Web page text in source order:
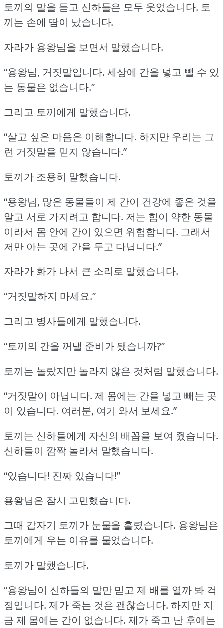
토끼의 말을 듣고 신하들은 모두 웃었습니다. 토
끼는 손에 땀이 났습니다.
자라가 용왕님을 보면서 말했습니다.
“용왕님, 거짓말입니다. 세상에 간을 넣고 뺄 수 있
는 동물은 없습니다.”
그리고 토끼에게 말했습니다.
“살고 싶은 마음은 이해합니다. 하지만 우리는 그
런 거짓말을 믿지 않습니다.”
토끼가 조용히 말했습니다.
“용왕님, 많은 동물들이 제 간이 건강에 좋은 것을
알고 서로 가지려고 합니다. 저는 힘이 약한 동물
이라서 몸 안에 간이 있으면 위험합니다. 그래서
저만 아는 곳에 간을 두고 다닙니다.”
자라가 화가 나서 큰 소리로 말했습니다.
“거짓말하지 마세요.”
그리고 병사들에게 말했습니다.
“토끼의 간을 꺼낼 준비가 됐습니까?”
토끼는 놀랐지만 놀라지 않은 것처럼 말했습니다.
“거짓말이 아닙니다. 제 몸에는 간을 넣고 빼는 곳
이 있습니다. 여러분, 여기 와서 보세요.”
토끼는 신하들에게 자신의 배꼽을 보여 줬습니다.
신하들이 깜짝 놀라서 말했습니다.
“있습니다! 진짜 있습니다!”
용왕님은 잠시 고민했습니다.
그때 갑자기 토끼가 눈물을 흘렸습니다. 용왕님은
토끼에게 우는 이유를 물었습니다.
토끼가 말했습니다.
“용왕님이 신하들의 말만 믿고 제 배를 열까 봐 걱
정입니다. 제가 죽는 것은 괜찮습니다. 하지만 지
금 제 몸에는 간이 없습니다. 제가 죽고 난 후에는